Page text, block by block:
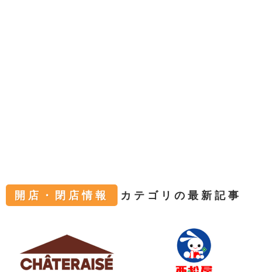
開店・閉店情報 カテゴリの最新記事